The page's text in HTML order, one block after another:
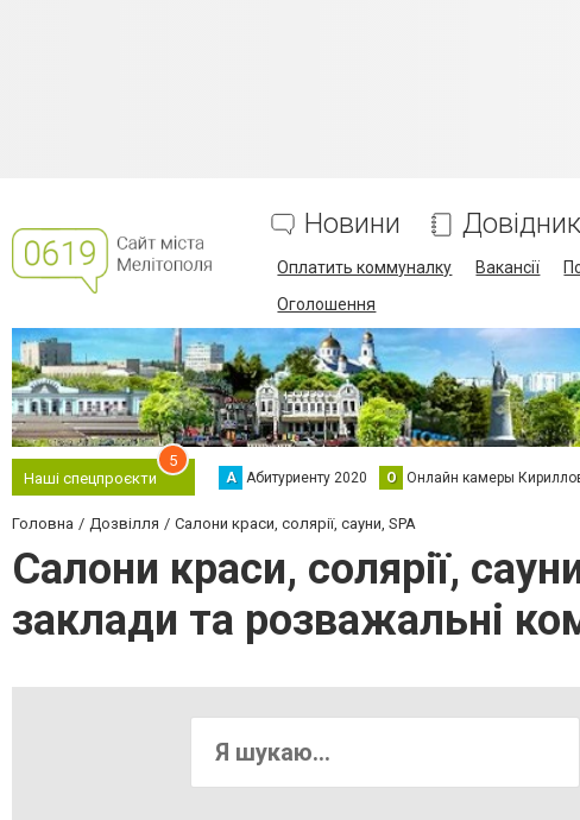
Новини Довідник
Оплатить коммуналку Вакансії
Оголошення
Наші спецпроєкти
5
А Абитуриенту 2020 О Онлайн камеры
Головна Дозвілля Салони краси, солярії, сауни, SPA
Салони краси, солярії,
заклади та розважальні